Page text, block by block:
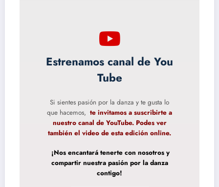
Estrenamos canal de You
Tube
Si sientes pasión por la danza y te gusta lo
que hacemos, te invitamos a suscribirte a
nuestro canal de YouTube. Podes ver
también el video de esta edición online.
¡Nos encantará tenerte con nosotros y
compartir nuestra pasión por la danza
contigo!